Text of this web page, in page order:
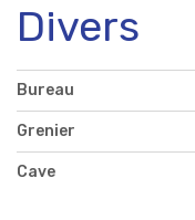
Divers
Bureau
Grenier
Cave